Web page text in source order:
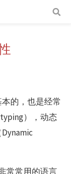
的，也是经常
），动态
常常用的语言